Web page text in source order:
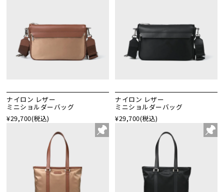
ナイロン レザー
ミニショルダーバッグ
¥29,700(税込)
ナイロン レザー
ミニショルダーバッグ
¥29,700(税込)